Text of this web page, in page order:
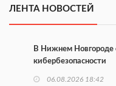
ЛЕНТА НОВОСТЕЙ
В Нижнем Новгороде
кибербезопасности
06.08.2026 18:42